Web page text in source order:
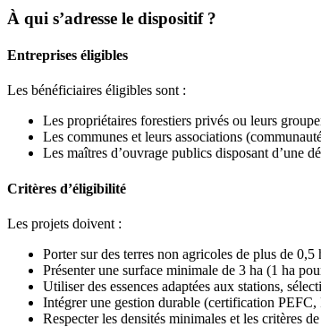
À qui s’adresse le dispositif ?
Entreprises éligibles
Les bénéficiaires éligibles sont :
Les propriétaires forestiers privés ou leurs
Les communes et leurs associations
Les maîtres d’ouvrage publics disposant d’une
Critères d’éligibilité
Les projets doivent :
Porter sur des terres non agricoles de plus de
Présenter une surface minimale de 3 ha (1 ha
Utiliser des essences adaptées aux stations,
Intégrer une gestion durable (certification
Respecter les densités minimales et les critères